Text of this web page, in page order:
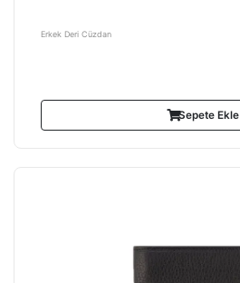
Erkek Deri Cüzdan
Sepete Ekle